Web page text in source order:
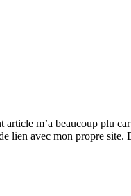
m’a beaucoup plu
lien avec mon propre site.